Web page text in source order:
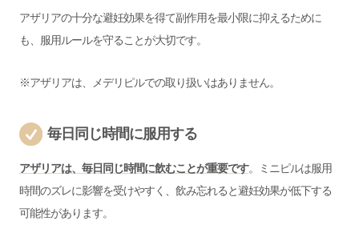
アザリアの十分な避妊効果を得て副作用を最小限に抑えるために
も、服用ルールを守ることが大切です。
※アザリアは、メデリピルでの取り扱いはありません。
毎日同じ時間に服用する
アザリアは、毎日同じ時間に飲むことが重要です。ミニピルは服用
時間のズレに影響を受けやすく、飲み忘れると避妊効果が低下する
可能性があります。